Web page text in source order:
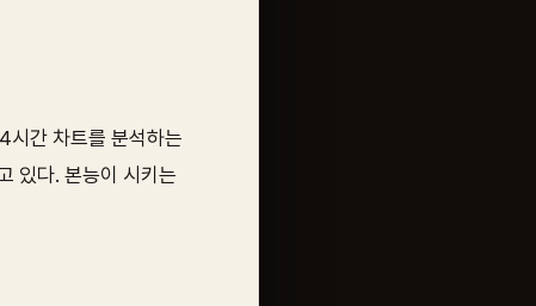
시간 차트를 분석하는
있다. 본능이 시키는